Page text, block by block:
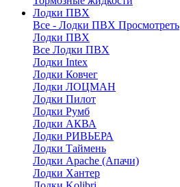
Лодки ПВХ
Все - Лодки ПВХ Просмотреть
Лодки ПВХ
Все Лодки ПВХ
Лодки Intex
Лодки Ковчег
Лодки ЛОЦМАН
Лодки Пилот
Лодки Румб
Лодки АКВА
Лодки РИВЬЕРА
Лодки Таймень
Лодки Apache (Апачи)
Лодки Хантер